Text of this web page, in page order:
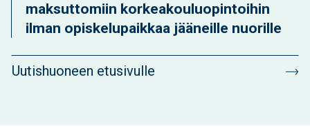
maksuttomiin korkeakouluopintoihin
ilman opiskelupaikkaa jääneille nuorille
Uutishuoneen etusivulle